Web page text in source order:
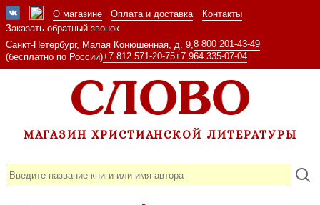
О магазине Оплата и доставка
Контакты
Заказать обратный звонок
Санкт-Петербург, Малая Конюшенная, д. 9, 8 800 201-43-49
(бесплатно по России)+7 812 571-20-75+7 964 335-07-04
МАГАЗИН ХРИСТИАНСКОЙ ЛИТЕРАТУРЫ